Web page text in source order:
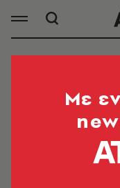
ΜΟΥΣΙΚΗ
Μουσική:
συναυλίες, live
Mε